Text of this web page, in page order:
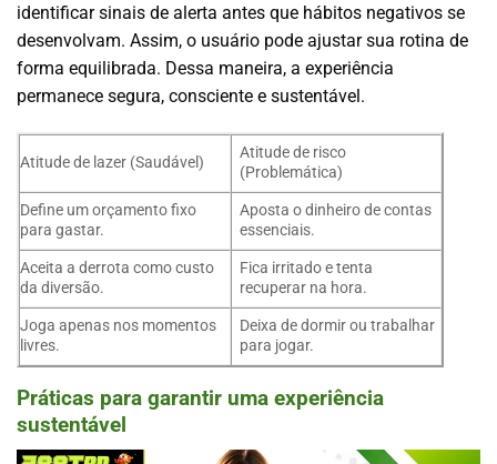
identificar sinais de alerta antes que hábitos negativos se
desenvolvam. Assim, o usuário pode ajustar sua rotina de
forma equilibrada. Dessa maneira, a experiência
permanece segura, consciente e sustentável.
Atitude de lazer (Saudável)
Atitude de risco
(Problemática)
Define um orçamento fixo
para gastar.
Aposta o dinheiro de contas
essenciais.
Aceita a derrota como custo
da diversão.
Fica irritado e tenta
recuperar na hora.
Joga apenas nos momentos
livres.
Deixa de dormir ou trabalhar
para jogar.
Práticas para garantir uma experiência
sustentável